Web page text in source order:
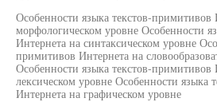
Особенности языка текстов-примитивов
морфологическом уровне Особенности
Интернета на синтаксическом уровне
примитивов Интернета на
Особенности языка текстов-примитивов
лексическом уровне Особенности языка
Интернета на графическом уровне